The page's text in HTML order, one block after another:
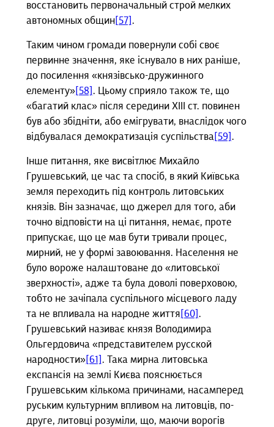
восстановить первоначальный строй мелких
автономных общин[57] .
Таким чином громади повернули собі своє
первинне значення, яке існувало в них раніше,
до посилення «князівсько-дружинного
елементу»[58] . Цьому сприяло також те, що
«багатий клас» після середини XIII ст. повинен
був або збідніти, або емігрувати, внаслідок чого
відбувалася демократизація суспільства[59] .
Інше питання, яке висвітлює Михайло
Грушевський, це час та спосіб, в який Київська
земля переходить під контроль литовських
князів. Він зазначає, що джерел для того, аби
точно відповісти на ці питання, немає, проте
припускає, що це мав бути тривали процес,
мирний, не у формі завоювання. Населення не
було вороже налаштоване до «литовської
зверхності», адже та була доволі поверховою,
тобто не зачіпала суспільного місцевого ладу
та не впливала на народне життя [60] .
Грушевський називає князя Володимира
Ольгердовича «представителем русской
народности»[61] . Така мирна литовська
експансія на землі Києва пояснюється
Грушевським кількома причинами, насамперед
руським культурним впливом на литовців, по-
друге, литовці розуміли, що, маючи ворогів